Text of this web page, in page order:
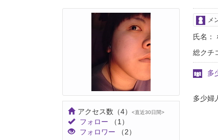
アクセス数 （4） <直近30日間>
フォロー
（1）
フォロワー
（2）
メ
氏名：
総クチ
多
多少婦